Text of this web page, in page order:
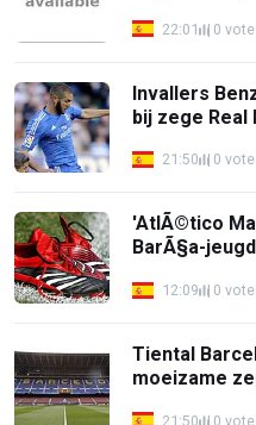
22:01 0
Invallers
bij zege Real
21:50 0
'AtlÃ©tico
BarÃ§a-
12:09 0
Tiental
moeizame
21:50 0